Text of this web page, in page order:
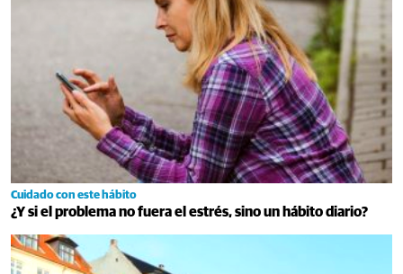
Cuidado con este hábito
¿Y si el problema no fuera el estrés, sino un hábito diario?